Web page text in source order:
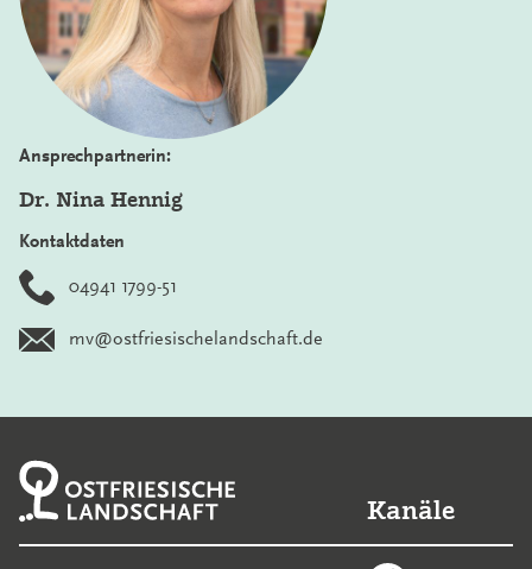
Ansprechpartnerin:
Dr. Nina Hennig
Kontaktdaten
04941 1799-51
mv@ostfriesischelandschaft.de
Kanäle